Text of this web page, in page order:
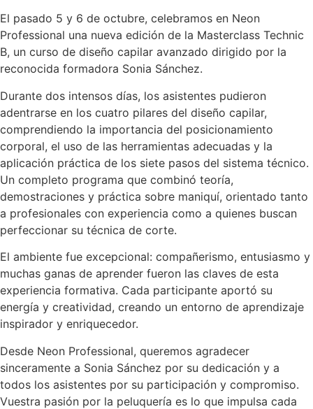
El pasado 5 y 6 de octubre, celebramos en Neon
Professional una nueva edición de la Masterclass Technic
B, un curso de diseño capilar avanzado dirigido por la
reconocida formadora Sonia Sánchez.
Durante dos intensos días, los asistentes pudieron
adentrarse en los cuatro pilares del diseño capilar,
comprendiendo la importancia del posicionamiento
corporal, el uso de las herramientas adecuadas y la
aplicación práctica de los siete pasos del sistema técnico.
Un completo programa que combinó teoría,
demostraciones y práctica sobre maniquí, orientado tanto
a profesionales con experiencia como a quienes buscan
perfeccionar su técnica de corte.
El ambiente fue excepcional: compañerismo, entusiasmo y
muchas ganas de aprender fueron las claves de esta
experiencia formativa. Cada participante aportó su
energía y creatividad, creando un entorno de aprendizaje
inspirador y enriquecedor.
Desde Neon Professional, queremos agradecer
sinceramente a Sonia Sánchez por su dedicación y a
todos los asistentes por su participación y compromiso.
Vuestra pasión por la peluquería es lo que impulsa cada